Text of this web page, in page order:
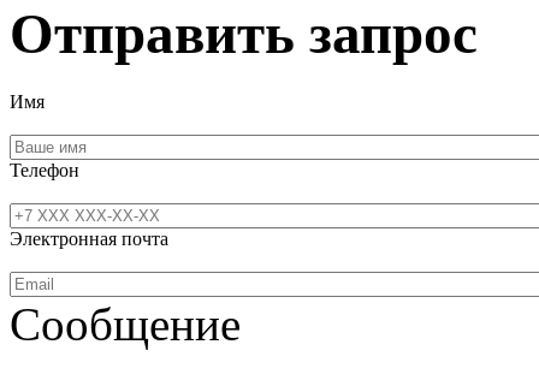
Отправить запрос
Имя
Телефон
Электронная почта
Сообщение